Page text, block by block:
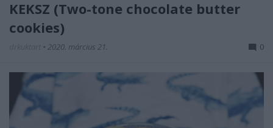
KEKSZ (Two-tone chocolate butter
cookies)
• 2020. március 21. 0